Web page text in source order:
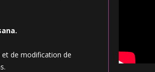
de modification de